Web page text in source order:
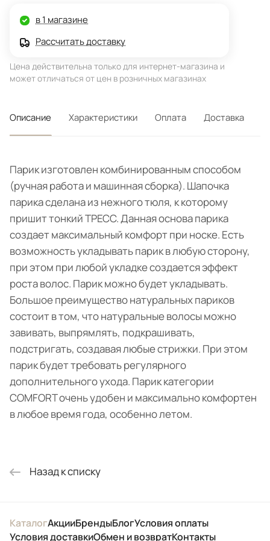
в 1 магазине
Рассчитать доставку
Цена действительна только для интернет-магазина и
может отличаться от цен в розничных магазинах
Описание Характеристики Оплата Доставка
Парик изготовлен комбинированным способом
(ручная работа и машинная сборка). Шапочка
парика сделана из нежного тюля, к которому
пришит тонкий ТРЕСС. Данная основа парика
создает максимальный комфорт при носке. Есть
возможность укладывать парик в любую сторону,
при этом при любой укладке создается эффект
роста волос. Парик можно будет укладывать.
Большое преимущество натуральных париков
состоит в том, что натуральные волосы можно
завивать, выпрямлять, подкрашивать,
подстригать, создавая любые стрижки. При этом
парик будет требовать регулярного
дополнительного ухода. Парик категории
COMFORT очень удобен и максимально комфортен
в любое время года, особенно летом.
Назад к списку
КаталогАкцииБрендыБлогУсловия оплаты
Условия доставкиОбмен и возвратКонтакты